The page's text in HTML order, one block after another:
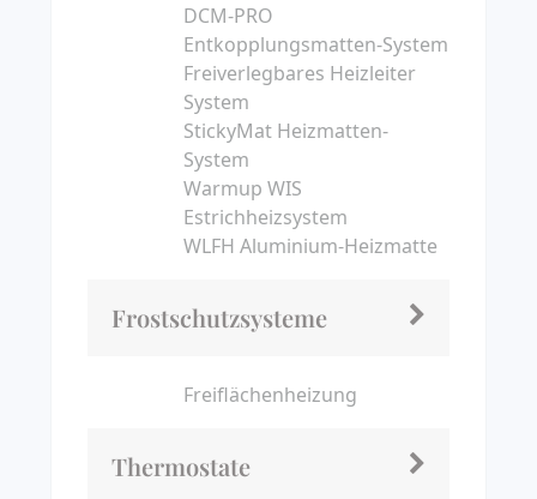
DCM-PRO
Entkopplungsmatten-System
Freiverlegbares Heizleiter
System
StickyMat Heizmatten-
System
Warmup WIS
Estrichheizsystem
WLFH Aluminium-Heizmatte
Frostschutzsysteme
Freiflächenheizung
Thermostate